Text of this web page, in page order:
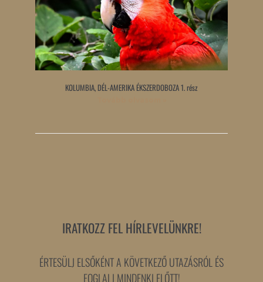
KOLUMBIA, DÉL-AMERIKA ÉKSZERDOBOZA 1. rész
IRATKOZZ FEL HÍRLEVELÜNKRE!
ÉRTESÜLJ ELSŐKÉNT A KÖVETKEZŐ UTAZÁSRÓL ÉS
FOGLALJ MINDENKI ELŐTT!